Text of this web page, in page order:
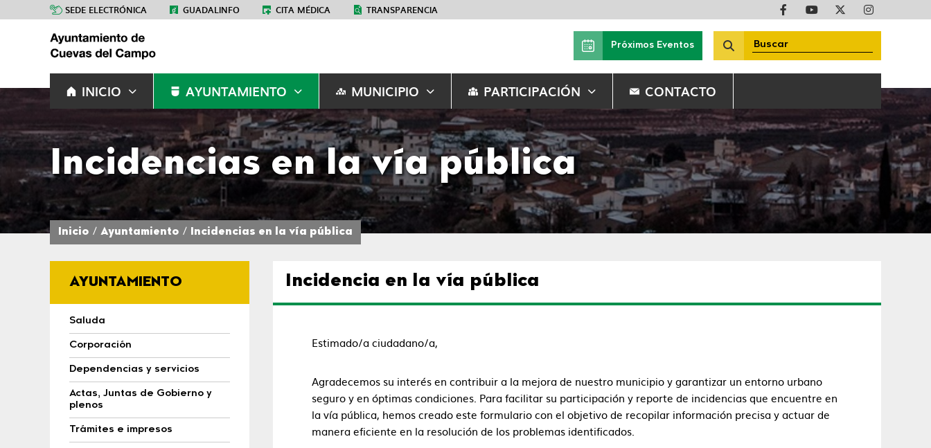
SEDE ELECTRÓNICA GUADALINFO CITA MÉDICA TRANSPARENCIA
Próximos Eventos
INICIO AYUNTAMIENTO MUNICIPIO PARTICIPACIÓN CONTACTO
Incidencias en la vía pública
Inicio Ayuntamiento Incidencias en la vía pública
AYUNTAMIENTO
Saluda
Corporación
Dependencias y servicios
Actas, Juntas de Gobierno y
plenos
Trámites e impresos
Incidencia en la vía pública
Estimado/a ciudadano/a,
Agradecemos su interés en contribuir a la mejora de nuestro municipio y garantizar un entorno urbano
seguro y en óptimas condiciones. Para facilitar su participación y reporte de incidencias que encuentre en
la vía pública, hemos creado este formulario con el objetivo de recopilar información precisa y actuar de
manera eficiente en la resolución de los problemas identificados.